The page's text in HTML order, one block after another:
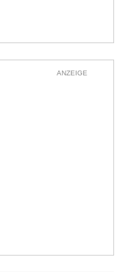
ANZEIGE